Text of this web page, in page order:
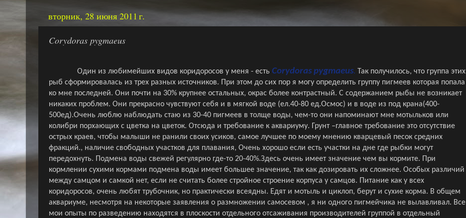
вторник, 28 июня 2011 г.
Corydoras pygmaeus
Один из любимейших видов коридоросов у меня - есть Corydoras pygmaeus.
Так получилось, что группа этих
рыб сформировалась из трех разных источников. При этом до сих пор я могу определить группу пигмеев которая попала
ко мне последней. Они почти на 30% крупнее остальных, окрас более контрастный. С содержанием рыбы не возникает
никаких проблем. Они прекрасно чувствуют себя и в мягкой воде (ел.40-80 ед.Осмос) и в воде из под крана(400-
500ед).Очень люблю наблюдать стаю из 30-40 пигмеев в толще воды, чем-то они напоминают мне мотыльков или
колибри порхающих с цветка на цветок. Отсюда и требование к аквариуму. Грунт –главное требование это отсутствие
острых краев, чтобы малыши не ранили своих усиков, самое лучшее по моему мнению кварцевый песок средних
фракций., наличие свободных участков для плавания, Очень хорошо если есть участки на дне где рыбки могут
передохнуть. Подмена воды свежей регулярно где-то 20-40%.Здесь очень имеет значение чем вы кормите. При
кормлении сухими кормами подмена воды имеет большее значение, так как дозировать их сложнее. Особых различий
между самцом и самкой нет, если не считать более стройное строение корпуса у самцов. Питание как у всех
коридоросов, очень любят трубочник, но практически всеядны. Едят и мотыль и циклоп, берут и сухие корма. В общем
аквариуме, несмотря на некоторые заявления о размножении самосевом , я ни одного пигмейчика не вылавливал. Все
мои опыты по разведению находятся в плоскости отдельного отсаживания производителей группой в отдельный